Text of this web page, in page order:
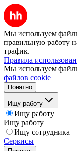
Мы используем
правильную работу
трафик.
Правила
Мы используем
файлов cookie
Понятно
Ищу работу
Ищу работу
Ищу работу
Ищу сотрудника
Сервисы